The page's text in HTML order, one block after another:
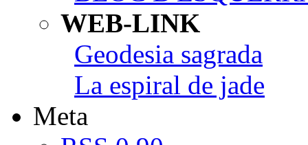
WEB-LINK
Geodesia sagrada
La espiral de jade
Meta